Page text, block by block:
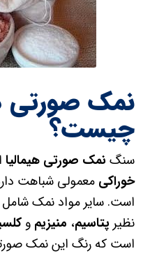
نمک صورتی
چیست‌؟
سنگ نمک صورتی هیمالیا
خوراکی
است. سایر مواد نمک
نظیر پتاسیم، منیزیم و
است که رنگ این نمک